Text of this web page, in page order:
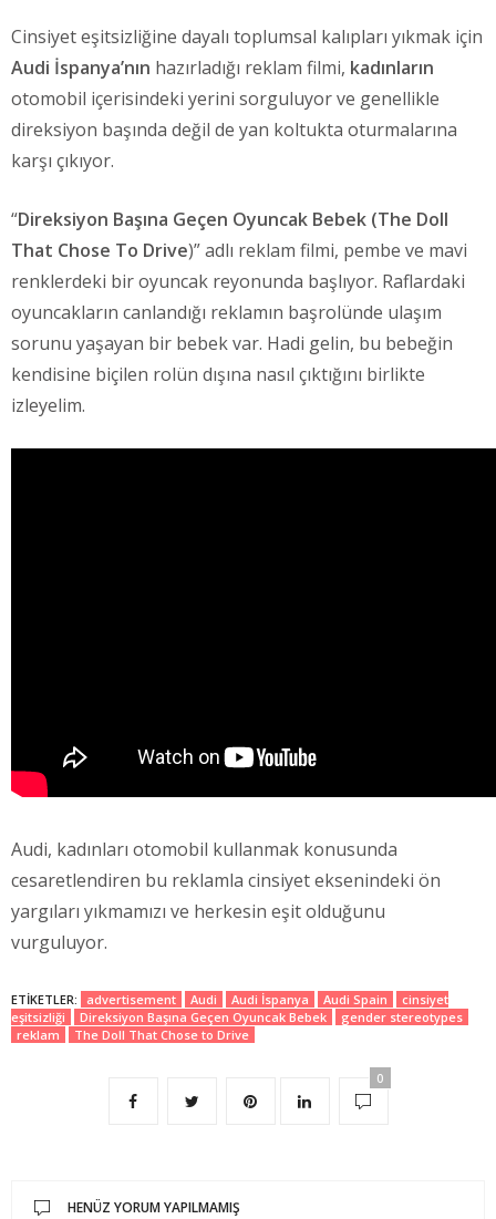
Cinsiyet eşitsizliğine dayalı toplumsal kalıpları yıkmak için
Audi İspanya’nın hazırladığı reklam filmi, kadınların
otomobil içerisindeki yerini sorguluyor ve genellikle
direksiyon başında değil de yan koltukta oturmalarına
karşı çıkıyor.
“Direksiyon Başına Geçen Oyuncak Bebek (The Doll
That Chose To Drive)” adlı reklam filmi, pembe ve mavi
renklerdeki bir oyuncak reyonunda başlıyor. Raflardaki
oyuncakların canlandığı reklamın başrolünde ulaşım
sorunu yaşayan bir bebek var. Hadi gelin, bu bebeğin
kendisine biçilen rolün dışına nasıl çıktığını birlikte
izleyelim.
Audi, kadınları otomobil kullanmak konusunda
cesaretlendiren bu reklamla cinsiyet eksenindeki ön
yargıları yıkmamızı ve herkesin eşit olduğunu
vurguluyor.
ETIKETLER: advertisement Audi Audi İspanya Audi Spain
cinsiyet
eşitsizliği
Direksiyon Başına Geçen Oyuncak Bebek
gender stereotypes
reklam
The Doll That Chose to Drive
0
HENÜZ YORUM YAPILMAMIŞ